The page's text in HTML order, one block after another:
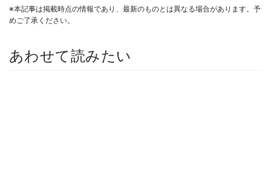
※本記事は掲載時点の情報であり、最新のものとは異なる場合があります。予
めご了承ください。
あわせて読みたい